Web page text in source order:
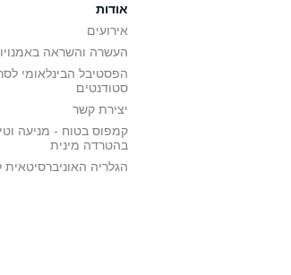
אודות
אירועים
העשרה והשראה
הפסטיבל הבינלאומי
סטודנטים
יצירת קשר
קמפוס בטוח - מניעה
בהטרדה מינית
הגלריה